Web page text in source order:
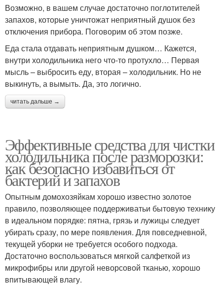
Возможно, в вашем случае достаточно поглотителей
запахов, которые уничтожат неприятный душок без
отключения прибора. Поговорим об этом позже.
Еда стала отдавать неприятным душком… Кажется,
внутри холодильника него что-то протухло… Первая
мысль – выбросить еду, вторая – холодильник. Но не
выкинуть, а вымыть. Да, это логично.
читать дальше →
Эффективные средства для чистки
холодильника после разморозки:
как безопасно избавиться от
бактерий и запахов
Опытным домохозяйкам хорошо известно золотое
правило, позволяющее поддерживатьи бытовую технику
в идеальном порядке: пятна, грязь и лужицы следует
убирать сразу, по мере появления. Для повседневной,
текущей уборки не требуется особого подхода.
Достаточно воспользоваться мягкой салфеткой из
микрофибры или другой неворсовой тканью, хорошо
впитывающей влагу.